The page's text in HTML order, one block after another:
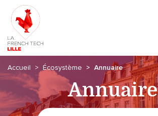
Accueil Écosystème Annuaire
Annuaire